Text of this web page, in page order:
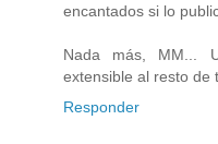
encantados si lo
Nada más, MM...
extensible al resto de
Responder